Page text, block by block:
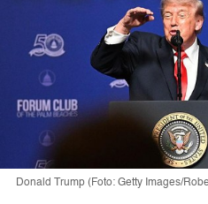
Donald Trump (Foto: Getty Images/